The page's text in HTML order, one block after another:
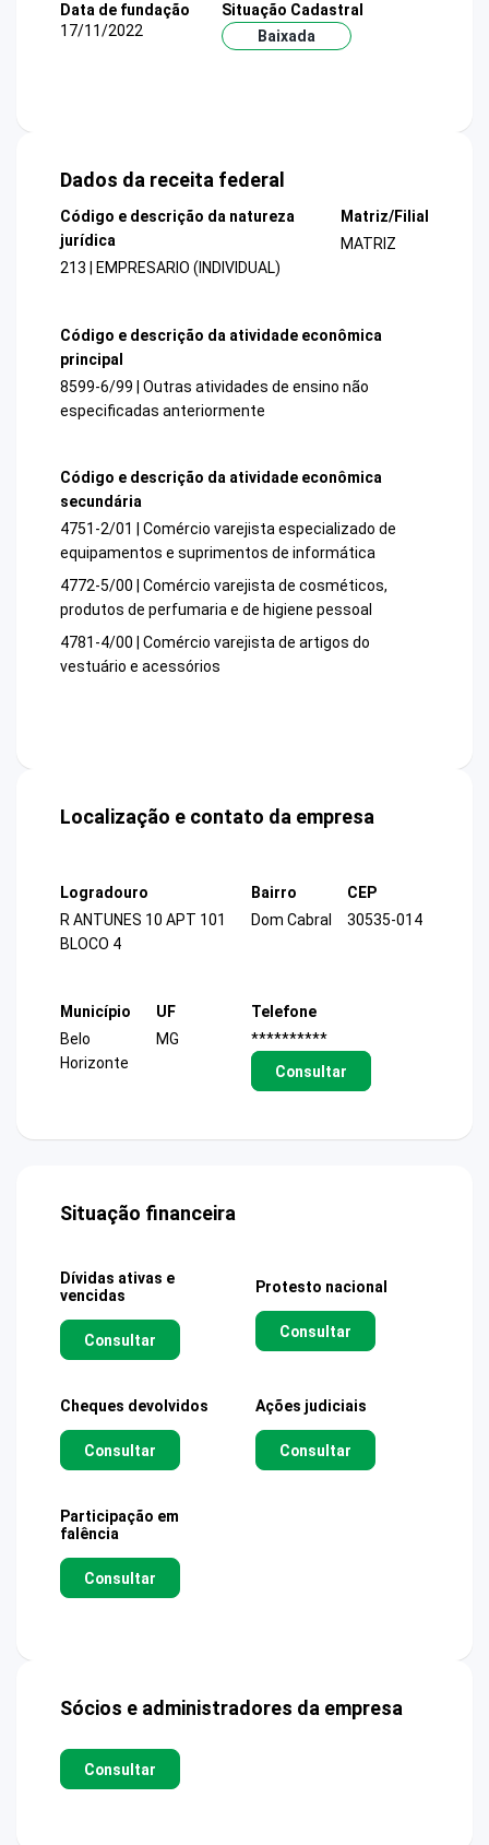
Data de fundação
17/11/2022
Situação Cadastral
Baixada
Dados da receita federal
Código e descrição da natureza
jurídica
213 | EMPRESARIO (INDIVIDUAL)
Matriz/Filial
MATRIZ
Código e descrição da atividade econômica
principal
8599-6/99 | Outras atividades de ensino não
especificadas anteriormente
Código e descrição da atividade econômica
secundária
4751-2/01 | Comércio varejista especializado de
equipamentos e suprimentos de informática
4772-5/00 | Comércio varejista de cosméticos,
produtos de perfumaria e de higiene pessoal
4781-4/00 | Comércio varejista de artigos do
vestuário e acessórios
Localização e contato da empresa
Logradouro
R ANTUNES 10 APT 101
BLOCO 4
Bairro
Dom Cabral
CEP
30535-014
Município
Belo
Horizonte
UF
MG
Telefone
**********
Consultar
Situação financeira
Dívidas ativas e
vencidas
Consultar
Protesto nacional
Consultar
Cheques devolvidos
Consultar
Ações judiciais
Consultar
Participação em
falência
Consultar
Sócios e administradores da empresa
Consultar